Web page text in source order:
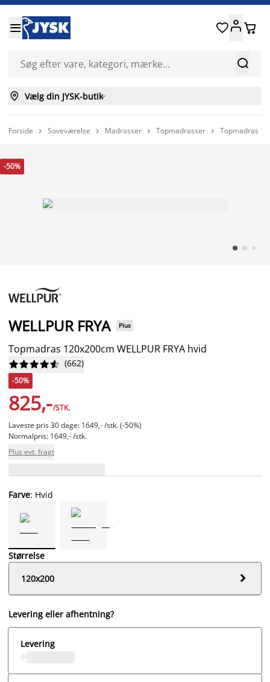


 
 Vælg din JYSK-butik
Forside  Soveværelse  Madrasser  Topmadrasser  Topmadras
-50%
WELLPUR FRYA Plus
Topmadras 120x200cm WELLPUR FRYA hvid





 (662)
-50%
825,-/STK.
Laveste pris 30 dage: 1649,- /stk. (-50%)
Normalpris: 1649,- /stk.
Plus evt. fragt
Farve: Hvid
Størrelse
120x200

Levering eller afhentning?
Levering